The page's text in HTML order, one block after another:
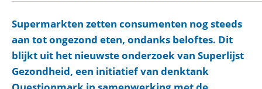
Supermarkten zetten consumenten nog steeds
aan tot ongezond eten, ondanks beloftes. Dit
blijkt uit het nieuwste onderzoek van Superlijst
Gezondheid, een initiatief van denktank